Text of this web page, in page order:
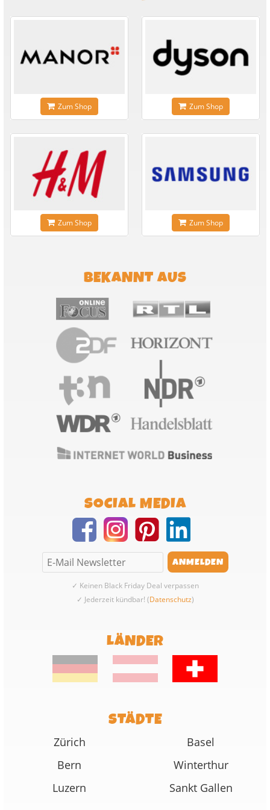
Zum Shop Zum Shop
Zum Shop Zum Shop
BEKANNT AUS
SOCIAL MEDIA
✓ Keinen Black Friday Deal verpassen
✓ Jederzeit kündbar! (Datenschutz)
LÄNDER
STÄDTE
Zürich
Basel
Bern
Winterthur
Luzern
Sankt Gallen